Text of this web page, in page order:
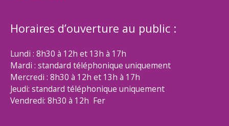
Horaires d’ouverture au public :
Lundi : 8h30 à 12h et 13h à 17h
Mardi : standard téléphonique uniquement
Mercredi : 8h30 à 12h et 13h à 17h
Jeudi: standard téléphonique uniquement
Vendredi: 8h30 à 12h Fer